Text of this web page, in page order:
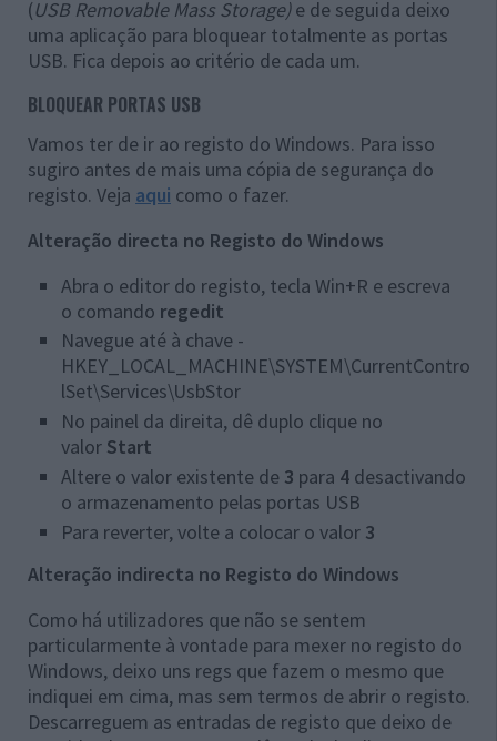
(USB Removable Mass Storage)e de seguida deixo
uma aplicação para bloquear totalmente as portas
USB. Fica depois ao critério de cada um.
BLOQUEAR PORTAS USB
Vamos ter de ir ao registo do Windows. Para isso
sugiro antes de mais uma cópia de segurança do
registo. Veja aqui como o fazer.
Alteração directa no Registo do Windows
Abra o editor do registo, tecla Win+R e escreva
o comando regedit
Navegue até à chave -
HKEY_LOCAL_MACHINE\SYSTEM\CurrentContro
lSet\Services\UsbStor
No painel da direita, dê duplo clique no
valor Start
Altere o valor existente de 3 para 4 desactivando
o armazenamento pelas portas USB
Para reverter, volte a colocar o valor 3
Alteração indirecta no Registo do Windows
Como há utilizadores que não se sentem
particularmente à vontade para mexer no registo do
Windows, deixo uns regs que fazem o mesmo que
indiquei em cima, mas sem termos de abrir o registo.
Descarreguem as entradas de registo que deixo de